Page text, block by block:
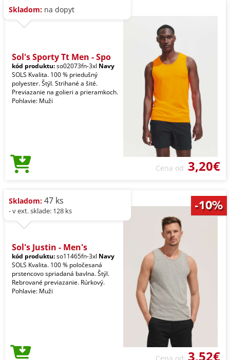
Skladom: na dopyt
Sol's Sporty Tt Men - Spo
kód produktu:so02073fn-3xl Navy
SOLS Kvalita. 100 % priedušný
polyester. Štýl. Strihané a šité.
Previazanie na golieri a prieramkoch.
Pohlavie: Muži
Cena od 3,20€
Skladom: 47 ks
- v ext. sklade: 128 ks
Sol's Justin - Men's
kód produktu:so11465fn-3xl Navy
SOLS Kvalita. 100 % poločesaná
prstencovo spriadaná bavlna. Štýl.
Rebrované previazanie. Rúrkový.
Pohlavie: Muži
3,52€